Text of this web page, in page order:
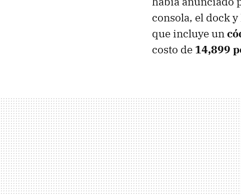
consola, el dock
que incluye un
costo de 14,899